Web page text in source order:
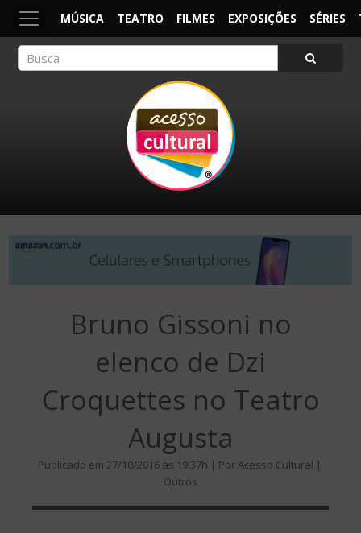
MÚSICA TEATRO FILMES EXPOSIÇÕES SÉRIES
Bruno Gissoni no
elenco de Dzi
Croquettes no Teatro
Augusta
Publicado em 27/10/2016 às 19:37h | Por Acesso Cultural |
Outros